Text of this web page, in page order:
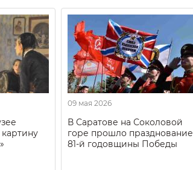
09 мая 2026
В Саратове на Соколовой
горе прошло празднование
81-й годовщины Победы